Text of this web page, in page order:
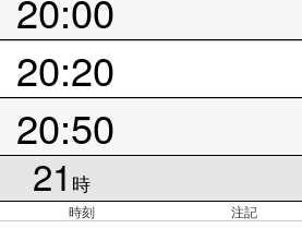
20:20
20:50
21 時
時刻 注記